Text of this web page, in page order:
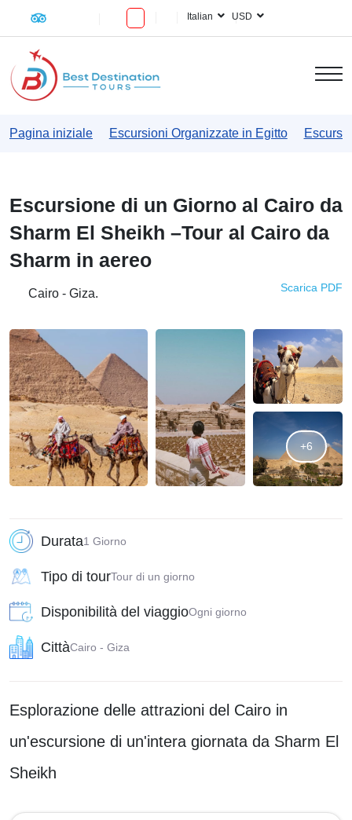
Italian USD
Pagina iniziale Escursioni Organizzate in Egitto
Escursione di un Giorno al Cairo da
Sharm El Sheikh –Tour al Cairo da
Sharm in aereo
Cairo - Giza. Scarica PDF
+6
Durata1 Giorno
Tipo di tourTour di un giorno
Disponibilità del viaggioOgni giorno
CittàCairo - Giza
Esplorazione delle attrazioni del Cairo in
un'escursione di un'intera giornata da Sharm El
Sheikh